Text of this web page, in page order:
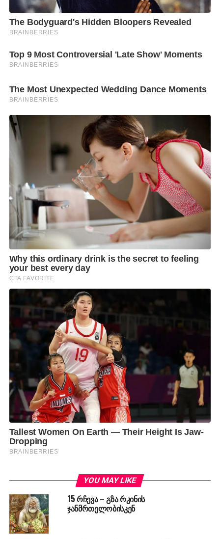
YOU MAY LIKE
15 რჩევა – გზა რკინის
ჯანმრთელობისკენ